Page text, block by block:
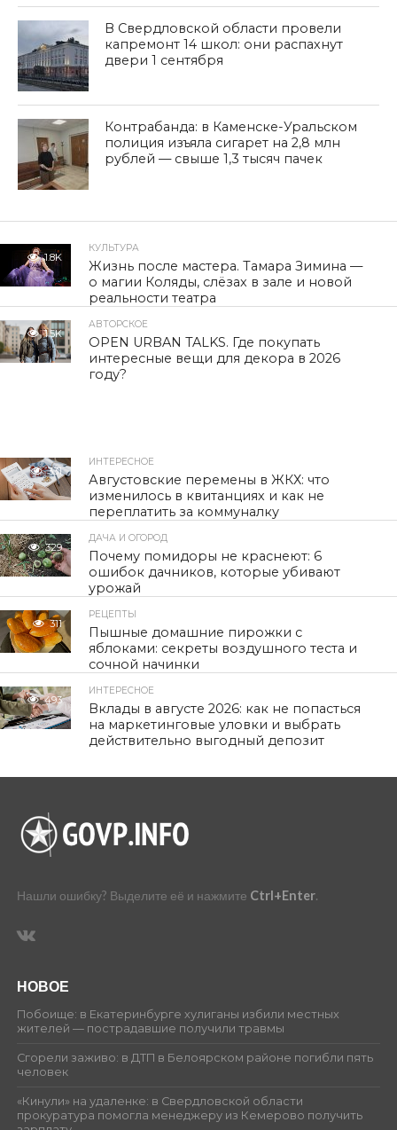
В Свердловской области провели
капремонт 14 школ: они распахнут
двери 1 сентября
Контрабанда: в Каменске-Уральском
полиция изъяла сигарет на 2,8 млн
рублей — свыше 1,3 тысяч пачек
1.8K
КУЛЬТУРА
Жизнь после мастера. Тамара Зимина —
о магии Коляды, слёзах в зале и новой
реальности театра
1.5K
АВТОРСКОЕ
OPEN URBAN TALKS. Где покупать
интересные вещи для декора в 2026
году?
331
ИНТЕРЕСНОЕ
Августовские перемены в ЖКХ: что
изменилось в квитанциях и как не
переплатить за коммуналку
329
ДАЧА И ОГОРОД
Почему помидоры не краснеют: 6
ошибок дачников, которые убивают
урожай
311
РЕЦЕПТЫ
Пышные домашние пирожки с
яблоками: секреты воздушного теста и
сочной начинки
493
ИНТЕРЕСНОЕ
Вклады в августе 2026: как не попасться
на маркетинговые уловки и выбрать
действительно выгодный депозит
Нашли ошибку? Выделите её и нажмите Ctrl+Enter.
НОВОЕ
Побоище: в Екатеринбурге хулиганы избили местных
жителей — пострадавшие получили травмы
Сгорели заживо: в ДТП в Белоярском районе погибли пять
человек
«Кинули» на удаленке: в Свердловской области
прокуратура помогла менеджеру из Кемерово получить